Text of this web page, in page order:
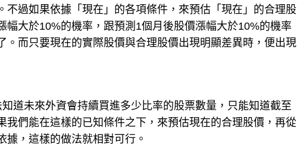
不過如果依據「現在」的各項條件，來預估「現在」的合理股
大於10%的機率，跟預測1個月後股價漲幅大於10%的機率
而只要現在的實際股價與合理股價出現明顯差異時，便出現
道未來外資會持續買進多少比率的股票數量，只能知道截至
我們能在這樣的已知條件之下，來預估現在的合理股價，再從
，這樣的做法就相對可行。